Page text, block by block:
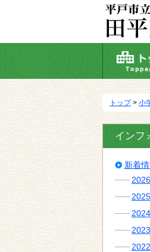
動
トップ> 小
インフ
新着